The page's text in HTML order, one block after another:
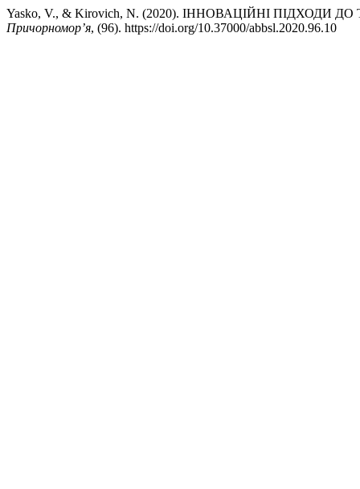
Yasko, V., & Kirovich, N. (2020). ІННОВАЦІЙНІ
Причорномор’я, (96). https://doi.org/10.37000/abbsl.2020.96.10